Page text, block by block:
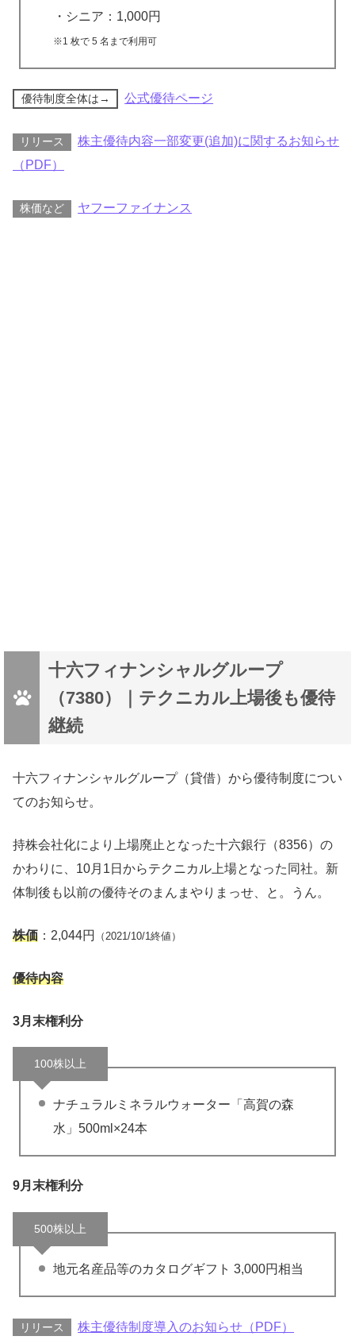
・シニア：1,000円
※1 枚で 5 名まで利用可
優待制度全体は→ 公式優待ページ
リリース
株主優待内容一部変更(追加)に関するお知らせ
（PDF）
株価など ヤフーファイナンス
十六フィナンシャルグループ
（7380）｜テクニカル上場後も優待
継続
十六フィナンシャルグループ（貸借）から優待制度につい
てのお知らせ。
持株会社化により上場廃止となった十六銀行（8356）の
かわりに、10月1日からテクニカル上場となった同社。新
体制後も以前の優待そのまんまやりまっせ、と。うん。
株価 ：2,044円 （2021/10/1終値）
優待内容
3月末権利分
100株以上
ナチュラルミネラルウォーター「高賀の森
水」500ml×24本
9月末権利分
500株以上
地元名産品等のカタログギフト 3,000円相当
リリース 株主優待制度導入のお知らせ（PDF）